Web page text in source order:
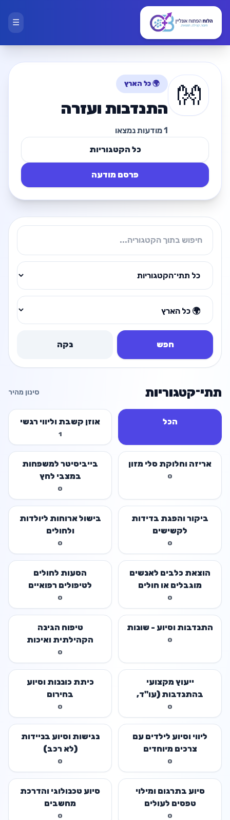
☰
👐 🌍 כל הארץ
התנדבות ועזרה
1 מודעות נמצאו
כל הקטגוריות
פרסם מודעה
חפש נקה
תתי־קטגוריות סינון מהיר
הכל אוזן קשבת וליווי רגשי
1
אריזה וחלוקת סלי מזון
0
בייביסיטר למשפחות
במצבי לחץ
0
ביקור והפגת בדידות
לקשישים
0
בישול ארוחות ליולדות
ולחולים
0
הוצאת כלבים לאנשים
מוגבלים או חולים
0
הסעות לחולים
לטיפולים רפואיים
0
התנדבות וסיוע - שונות
0
טיפוח הגינה
הקהילתית ואיכות
הסביבה
0
ייעוץ מקצועי
בהתנדבות (עו"ד,
רו"ח)
0
כיתת כוננות וסיוע
בחירום
0
ליווי וסיוע לילדים עם
צרכים מיוחדים
0
נגישות וסיוע בניידות
(לא רכב)
0
סיוע בתרגום ומילוי
טפסים לעולים
0
סיוע טכנולוגי והדרכת
מחשבים
0